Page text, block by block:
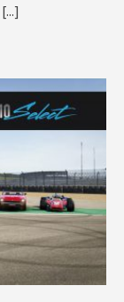
[...]